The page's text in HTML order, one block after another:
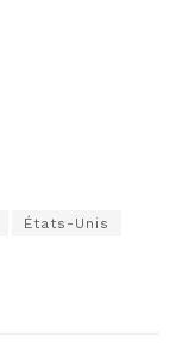
États-Unis